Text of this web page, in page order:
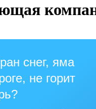
снег, яма
не горит